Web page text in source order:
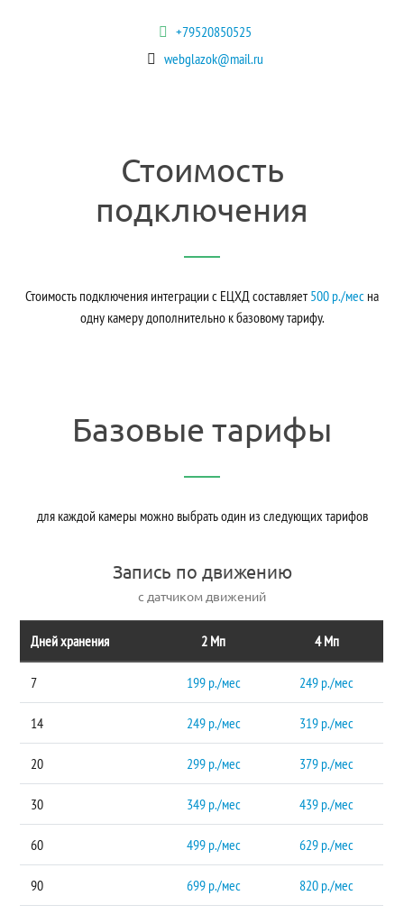
+79520850525
webglazok@mail.ru
Стоимость
подключения
Стоимость подключения интеграции с ЕЦХД составляет500 р./мес на
одну камеру дополнительно к базовому тарифу.
Базовые тарифы
для каждой камеры можно выбрать один из следующих тарифов
Запись по движению
с датчиком движений
Дней хранения 2 Мп 4 Мп
7 199 р./мес 249 р./мес
14 249 р./мес 319 р./мес
20 299 р./мес 379 р./мес
30 349 р./мес 439 р./мес
60 499 р./мес 629 р./мес
90 699 р./мес 820 р./мес